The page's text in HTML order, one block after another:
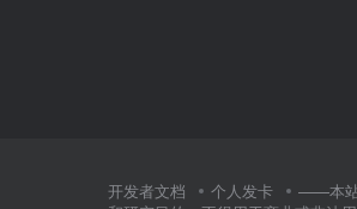
开发者文档 个人发卡
——本站